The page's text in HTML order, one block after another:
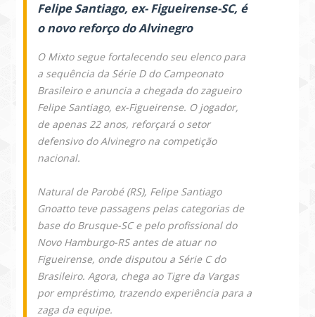
Felipe Santiago, ex- Figueirense-SC, é
o novo reforço do Alvinegro
O Mixto segue fortalecendo seu elenco para
a sequência da Série D do Campeonato
Brasileiro e anuncia a chegada do zagueiro
Felipe Santiago, ex-Figueirense. O jogador,
de apenas 22 anos, reforçará o setor
defensivo do Alvinegro na competição
nacional.
Natural de Parobé (RS), Felipe Santiago
Gnoatto teve passagens pelas categorias de
base do Brusque-SC e pelo profissional do
Novo Hamburgo-RS antes de atuar no
Figueirense, onde disputou a Série C do
Brasileiro. Agora, chega ao Tigre da Vargas
por empréstimo, trazendo experiência para a
zaga da equipe.